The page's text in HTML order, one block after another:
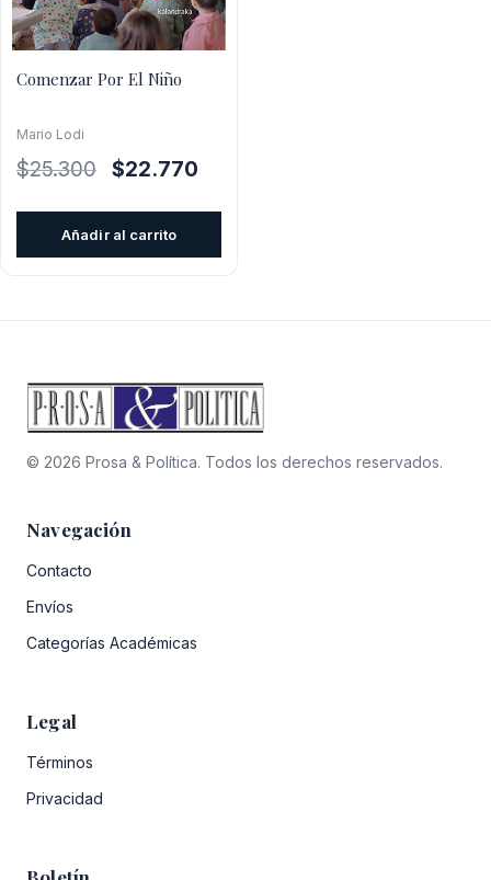
Comenzar Por El Niño
Mario Lodi
$25.300
El
$22.770
Añadir al carrito
© 2026 Prosa & Política. Todos los derechos reservados.
Navegación
Contacto
Envíos
Categorías Académicas
Legal
Términos
Privacidad